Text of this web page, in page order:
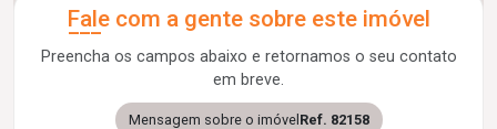
Fale com a gente sobre este imóvel
Preencha os campos abaixo e retornamos o seu contato
em breve.
Mensagem sobre o imóvelRef. 82158